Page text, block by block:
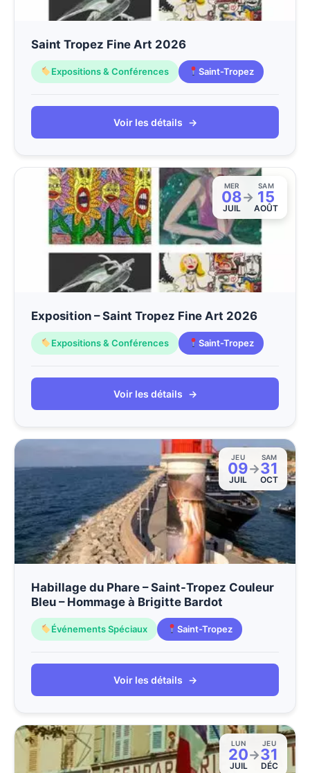
Saint Tropez Fine Art 2026
Expositions & Conférences Saint-Tropez
Voir les détails →
MER
08
JUIL
→
SAM
15
AOÛT
Exposition – Saint Tropez Fine Art 2026
Expositions & Conférences Saint-Tropez
Voir les détails →
JEU
09
JUIL
→
SAM
31
OCT
Habillage du Phare – Saint-Tropez Couleur
Bleu – Hommage à Brigitte Bardot
Événements Spéciaux Saint-Tropez
Voir les détails →
LUN
20
JUIL
→
JEU
31
DÉC